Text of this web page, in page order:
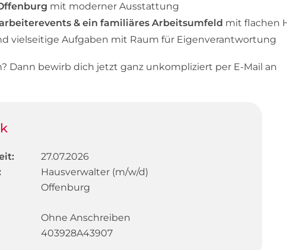
mit moderner Ausstattung
& ein familiäres Arbeitsumfeld mit flachen
vielseitige Aufgaben mit Raum für Eigenverantwortung
Dann bewirb dich jetzt ganz unkompliziert per E-Mail an
27.07.2026
Hausverwalter (m/w/d)
Offenburg
Ohne Anschreiben
403928A43907